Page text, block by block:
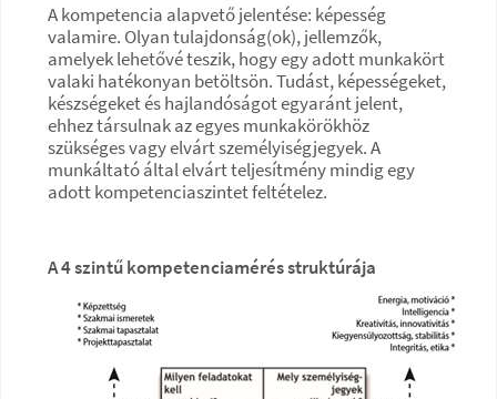
A kompetencia alapvető jelentése: képesség
valamire. Olyan tulajdonság(ok), jellemzők,
amelyek lehetővé teszik, hogy egy adott munkakört
valaki hatékonyan betöltsön. Tudást, képességeket,
készségeket és hajlandóságot egyaránt jelent,
ehhez társulnak az egyes munkakörökhöz
szükséges vagy elvárt személyiségjegyek. A
munkáltató által elvárt teljesítmény mindig egy
adott kompetenciaszintet feltételez.
A 4 szintű kompetenciamérés struktúrája